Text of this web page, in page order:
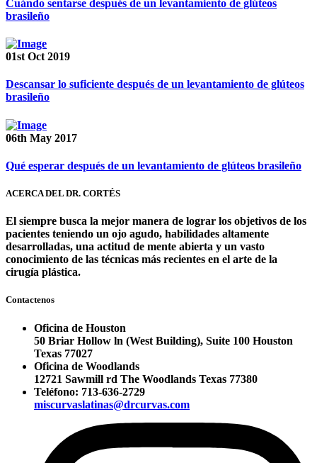
Cuándo sentarse después de un levantamiento de glúteos
brasileño
01st Oct 2019
Descansar lo suficiente después de un levantamiento de glúteos
brasileño
06th May 2017
Qué esperar después de un levantamiento de glúteos brasileño
ACERCA DEL DR. CORTÉS
El siempre busca la mejor manera de lograr los objetivos de los
pacientes teniendo un ojo agudo, habilidades altamente
desarrolladas, una actitud de mente abierta y un vasto
conocimiento de las técnicas más recientes en el arte de la
cirugía plástica.
Contactenos
Oficina de Houston
50 Briar Hollow ln (West Building), Suite 100 Houston
Texas 77027
Oficina de Woodlands
12721 Sawmill rd The Woodlands Texas 77380
Teléfono: 713-636-2729
miscurvaslatinas@drcurvas.com